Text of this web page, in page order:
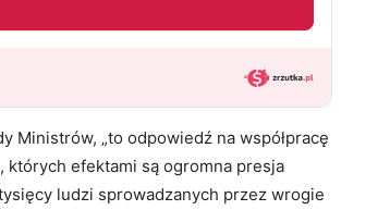
Ministrów, „to odpowiedź na współpracę
których efektami są ogromna presja
ludzi sprowadzanych przez wrogie